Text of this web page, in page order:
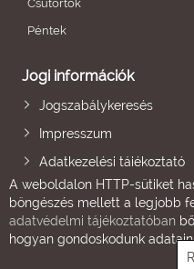
Csütörtök
Péntek
Jogi információk
Jogszabálykeresés
Impresszum
Adatkezelési tájékoztató
A weboldalon HTTP-sütiket
böngészés mellett a legjobb
adatvédelmi tájékoztatóban
hogyan gondoskodunk